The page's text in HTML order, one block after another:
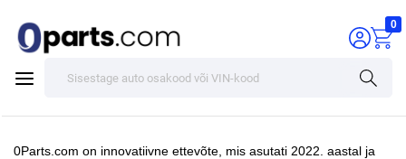
0
0Parts.com on innovatiivne ettevõte, mis asutati 2022. aastal ja